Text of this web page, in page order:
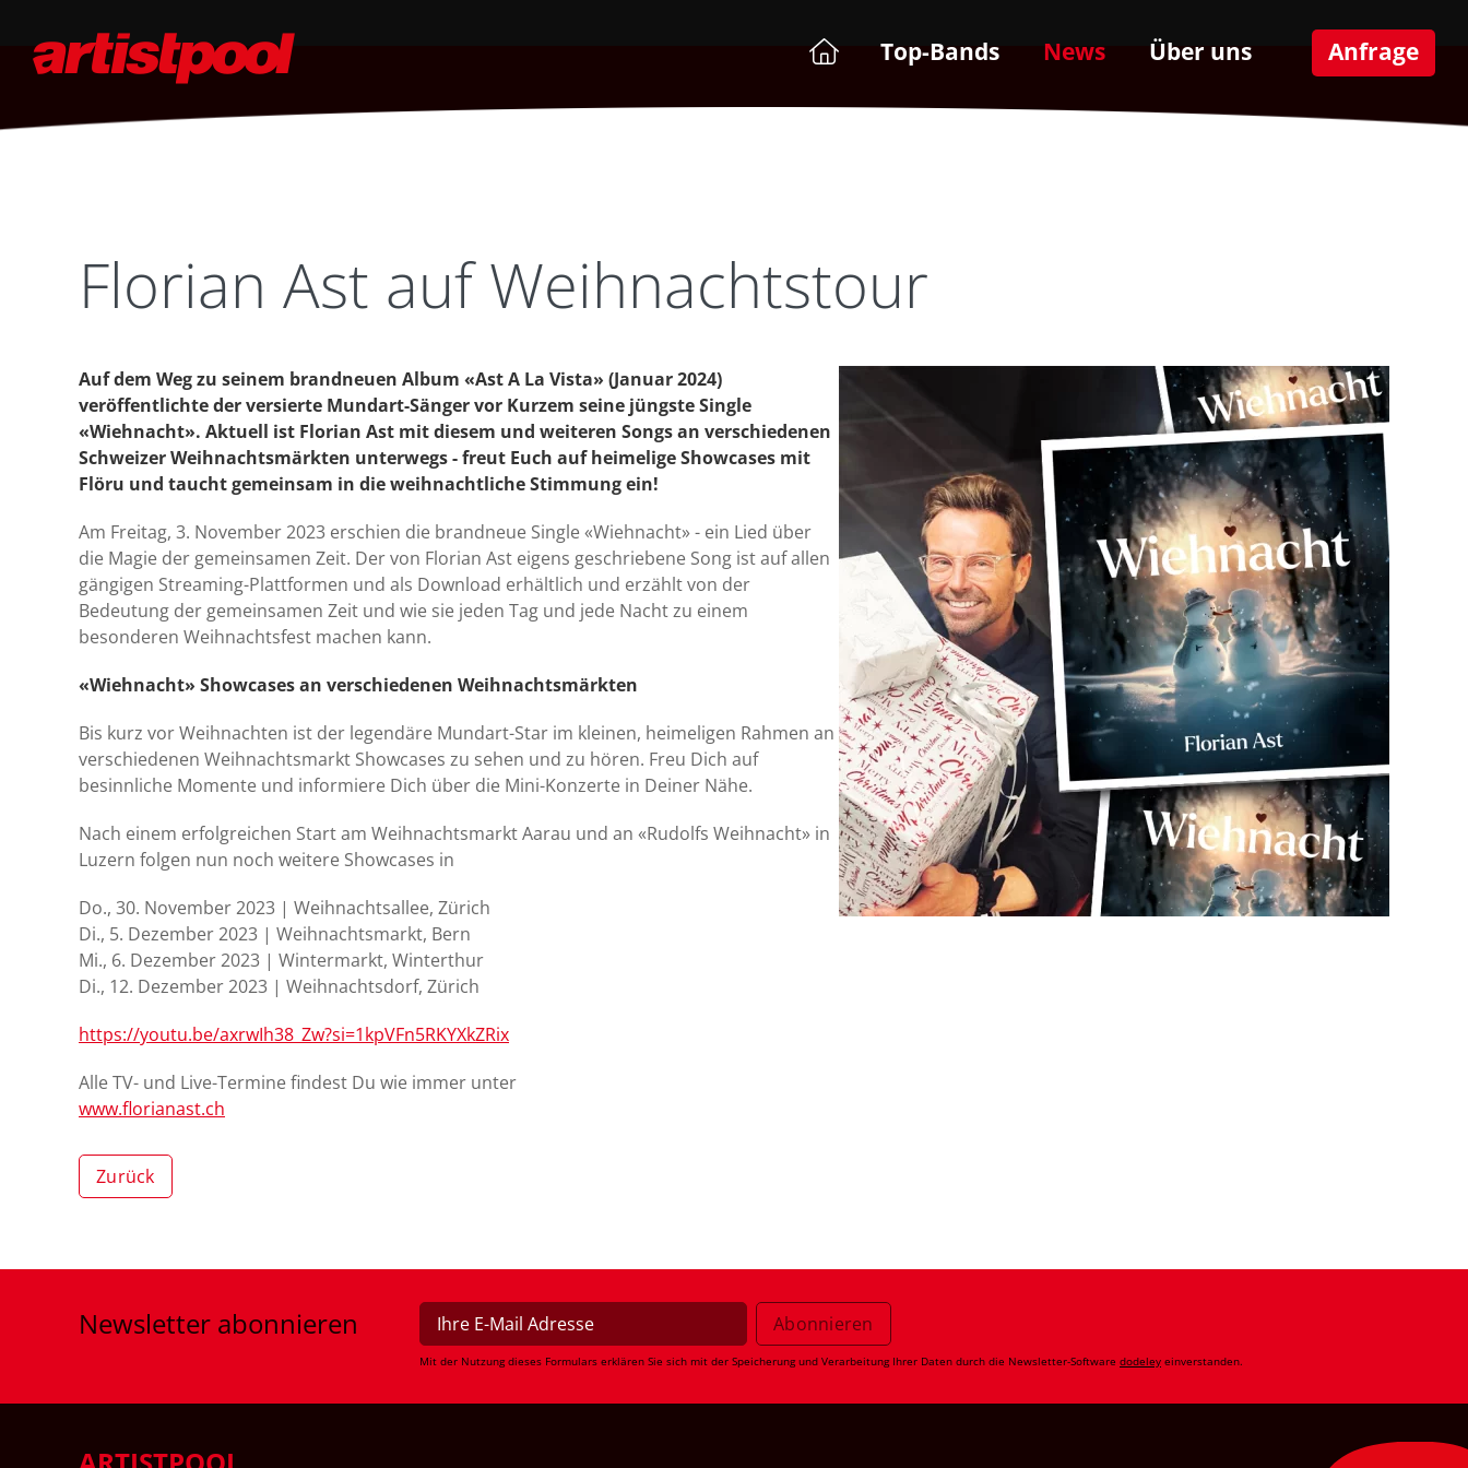
Top-Bands News Über uns Anfrage
Florian Ast auf Weihnachtstour
Auf dem Weg zu seinem brandneuen Album «Ast A La Vista» (Januar 2024)
veröffentlichte der versierte Mundart-Sänger vor Kurzem seine jüngste Single
«Wiehnacht». Aktuell ist Florian Ast mit diesem und weiteren Songs an verschiedenen
Schweizer Weihnachtsmärkten unterwegs - freut Euch auf heimelige Showcases mit
Flöru und taucht gemeinsam in die weihnachtliche Stimmung ein!
Am Freitag, 3. November 2023 erschien die brandneue Single «Wiehnacht» - ein Lied über
die Magie der gemeinsamen Zeit. Der von Florian Ast eigens geschriebene Song ist auf allen
gängigen Streaming-Plattformen und als Download erhältlich und erzählt von der
Bedeutung der gemeinsamen Zeit und wie sie jeden Tag und jede Nacht zu einem
besonderen Weihnachtsfest machen kann.
«Wiehnacht» Showcases an verschiedenen Weihnachtsmärkten
Bis kurz vor Weihnachten ist der legendäre Mundart-Star im kleinen, heimeligen Rahmen an
verschiedenen Weihnachtsmarkt Showcases zu sehen und zu hören. Freu Dich auf
besinnliche Momente und informiere Dich über die Mini-Konzerte in Deiner Nähe.
Nach einem erfolgreichen Start am Weihnachtsmarkt Aarau und an «Rudolfs Weihnacht» in
Luzern folgen nun noch weitere Showcases in
Do., 30. November 2023 | Weihnachtsallee, Zürich
Di., 5. Dezember 2023 | Weihnachtsmarkt, Bern
Mi., 6. Dezember 2023 | Wintermarkt, Winterthur
Di., 12. Dezember 2023 | Weihnachtsdorf, Zürich
https://youtu.be/axrwIh38_Zw?si=1kpVFn5RKYXkZRix
Alle TV- und Live-Termine findest Du wie immer unter
www.florianast.ch
Zurück
Newsletter abonnieren
Mit der Nutzung dieses Formulars erklären Sie sich mit der Speicherung und Verarbeitung Ihrer Daten durch die Newsletter-Software dodeley einverstanden.